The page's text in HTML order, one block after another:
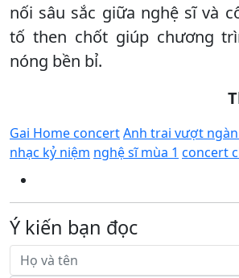
nối sâu sắc giữa nghệ sĩ và
tố then chốt giúp chương
nóng bền bỉ.
Gai Home concertAnh trai vượt
nhạc kỷ niệm nghệ sĩ mùa 1 concert
Ý kiến bạn đọc